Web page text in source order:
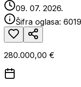
09. 07. 2026.
Šifra oglasa:
280.000,00 €